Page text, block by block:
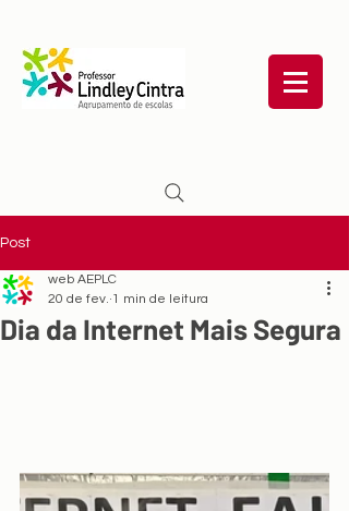
Post
Dia da Internet Mais Segura
web AEPLC
20 de fev. 1 min de leitura